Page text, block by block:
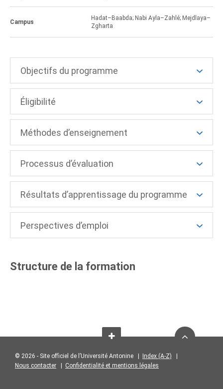
Campus
Hadat–Baabda; Nabi Ayla–Zahlé; Mejdlaya–
Zgharta
Objectifs du programme
Éligibilité
Méthodes d’enseignement
Processus d’évaluation
Résultats d’apprentissage du programme
Perspectives d’emploi
Structure de la formation
© 2026 - Site officiel de l’Université Antonine | Index (A-Z)
Nous contacter
Confidentialité et mentions légales